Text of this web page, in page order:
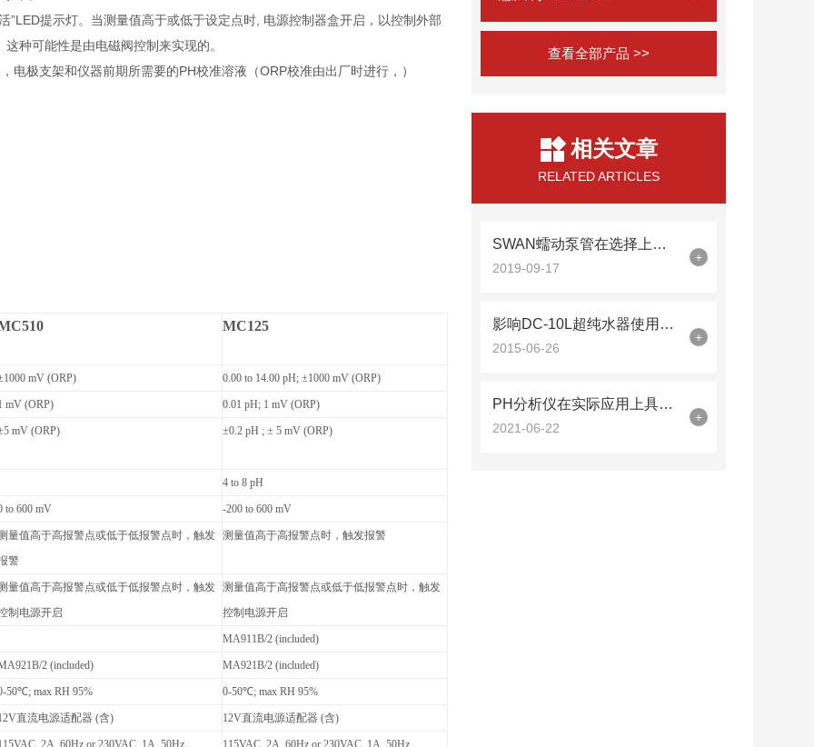
”LED提示灯。当测量值高于或低于设定点时, 电源控制器盒开启，以控制外部
种可能性是由电磁阀控制来实现的。
极支架和仪器前期所需要的PH校准溶液（ORP校准由出厂时进行，）
MC125
mV (ORP) 0.00 to 14.00 pH; ±1000 mV (ORP)
mV (ORP) 0.01 pH; 1 mV (ORP)
mV (ORP) ±0.2 pH ; ± 5 mV (ORP)
4 to 8 pH
to 600 mV -200 to 600 mV
量值高于高报警点或低于低报警点时，触发
警
测量值高于高报警点时，触发报警
量值高于高报警点或低于低报警点时，触发
制电源开启
测量值高于高报警点或低于低报警点时，触发
控制电源开启
MA911B/2(included)
2(included) MA921B/2(included)
50℃; max RH 95% 0-50℃; max RH 95%
直流电源适配器 (含) 12V直流电源适配器 (含)
2A, 60Hz or 230VAC, 1A, 50Hz 115VAC, 2A, 60Hz or 230VAC, 1A, 50Hz
查看全部产品 >>
相关文章
RELATED ARTICLES
SWAN蠕动泵管在选择上有什么好方法？
2019-09-17
+
影响DC-10L超纯水器使用成本的因素有哪些
2015-06-26
+
PH分析仪在实际应用上具有哪些性能？
2021-06-22
+